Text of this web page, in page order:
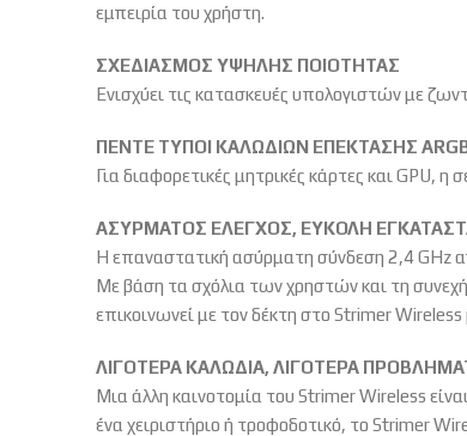
εμπειρία του χρήστη.
ΣΧΕΔΙΑΣΜΟΣ ΥΨΗΛΗΣ ΠΟΙΟΤΗΤΑΣ
Ενισχύει τις κατασκευές υπολογιστών με
ΠΕΝΤΕ ΤΥΠΟΙ ΚΑΛΩΔΙΩΝ ΕΠΕΚΤΑΣΗΣ
Για διαφορετικές μητρικές κάρτες και GPU,
ΑΣΥΡΜΑΤΟΣ ΕΛΕΓΧΟΣ, ΕΥΚΟΛΗ
Η επαναστατική ασύρματη σύνδεση 2,4 GHz
Με βάση τα σχόλια των χρηστών και τη
επικοινωνεί με τον δέκτη στο Strimer
ΛΙΓΟΤΕΡΑ ΚΑΛΩΔΙΑ, ΛΙΓΟΤΕΡΑ
Μια άλλη καινοτομία του Strimer Wireless
ένα χειριστήριο ή τροφοδοτικό, το Strimer